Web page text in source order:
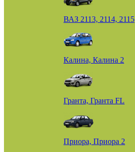
ВАЗ 2113, 2114, 2115
Калина, Калина 2
Гранта, Гранта FL
Приора, Приора 2